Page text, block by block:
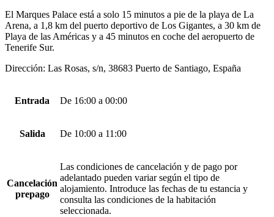
El Marques Palace está a solo 15 minutos a pie de la playa de La
Arena, a 1,8 km del puerto deportivo de Los Gigantes, a 30 km de
Playa de las Américas y a 45 minutos en coche del aeropuerto de
Tenerife Sur.
Dirección: Las Rosas, s/n, 38683 Puerto de Santiago, España
Entrada De 16:00 a 00:00
Salida De 10:00 a 11:00
Cancelación
prepago
Las condiciones de cancelación y de pago por
adelantado pueden variar según el tipo de
alojamiento. Introduce las fechas de tu estancia y
consulta las condiciones de la habitación
seleccionada.